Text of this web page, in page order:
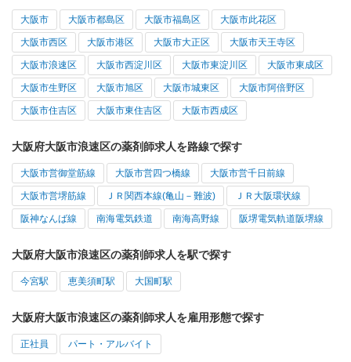
大阪市 大阪市都島区 大阪市福島区 大阪市此花区
大阪市西区 大阪市港区 大阪市大正区 大阪市天王寺区
大阪市浪速区 大阪市西淀川区 大阪市東淀川区 大阪市東成区
大阪市生野区 大阪市旭区 大阪市城東区 大阪市阿倍野区
大阪市住吉区 大阪市東住吉区 大阪市西成区
大阪府大阪市浪速区の薬剤師求人を路線で探す
大阪市営御堂筋線 大阪市営四つ橋線 大阪市営千日前線
大阪市営堺筋線 ＪＲ関西本線(亀山－難波) ＪＲ大阪環状線
阪神なんば線 南海電気鉄道 南海高野線 阪堺電気軌道阪堺線
大阪府大阪市浪速区の薬剤師求人を駅で探す
今宮駅 恵美須町駅 大国町駅
大阪府大阪市浪速区の薬剤師求人を雇用形態で探す
正社員 パート・アルバイト